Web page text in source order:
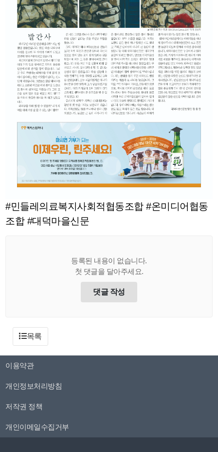
#민들레의료복지사회적협동조합 #온미디어협동
조합 #대덕마을신문
등록된 내용이 없습니다.
첫 댓글을 달아주세요.
댓글 작성
목록
이용약관
개인정보처리방침
저작권 정책
개인이메일수집거부